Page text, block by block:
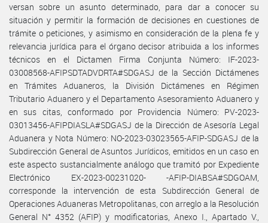
versan sobre un asunto determinado, para dar a conocer su
situación y permitir la formación de decisiones en cuestiones de
trámite o peticiones, y asimismo en consideración de la plena fe y
relevancia jurídica para el órgano decisor atribuida a los informes
técnicos en el Dictamen Firma Conjunta Número: IF-2023-
03008568-AFIPSDTADVDRTA#SDGASJ de la Sección Dictámenes
en Trámites Aduaneros, la División Dictámenes en Régimen
Tributario Aduanero y el Departamento Asesoramiento Aduanero y
en sus citas, conformado por Providencia Número: PV-2023-
03013456-AFIPDIASLA#SDGASJ de la Dirección de Asesoría Legal
Aduanera y Nota Número: NO-2023-03023565-AFIP-SDGASJ de la
Subdirección General de Asuntos Jurídicos, emitidos en un caso en
este aspecto sustancialmente análogo que tramitó por Expediente
Electrónico EX-2023-00231020- -AFIP-DIABSA#SDGOAM,
corresponde la intervención de esta Subdirección General de
Operaciones Aduaneras Metropolitanas, con arreglo a la Resolución
General N° 4352 (AFIP) y modificatorias, Anexo I., Apartado V.,